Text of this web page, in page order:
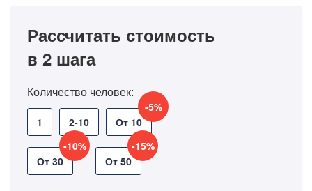
Рассчитать стоимость
в 2 шага
Количество человек:
1 2-10 От 10
-5%
От 30
-10%
От 50
-15%